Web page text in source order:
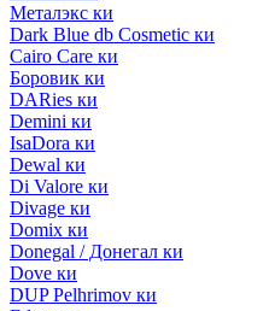
Металэкс ки
Dark Blue db Cosmetic ки
Cairo Care ки
Боровик ки
DARies ки
Demini ки
IsaDora ки
Dewal ки
Di Valore ки
Divage ки
Domix ки
Donegal / Донегал ки
Dove ки
DUP Pelhrimov ки